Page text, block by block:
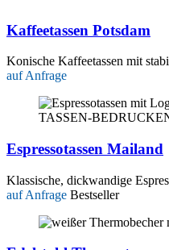
Kaffeetassen Potsdam
Konische Kaffeetassen mit
auf Anfrage
Espressotassen Mailand
Klassische, dickwandige
auf Anfrage Bestseller